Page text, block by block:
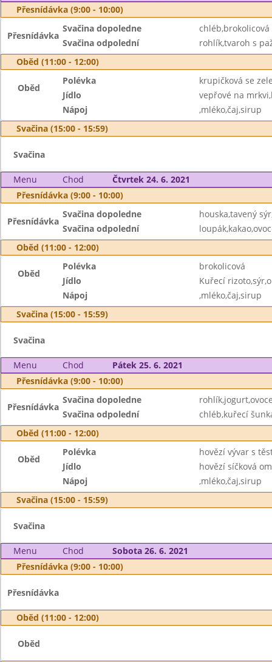
Přesnídávka (9:00 - 10:00)
Přesnídávka
Svačina dopoledne
Svačina odpolední
rohlík,tvaroh s
Oběd (11:00 - 12:00)
Oběd
Polévka
krupičková se
Jídlo
vepřové na
Nápoj
,mléko,čaj,sirup
Svačina (15:00 - 15:59)
Svačina
Menu Chod
Čtvrtek 24. 6. 2021
Přesnídávka (9:00 - 10:00)
Přesnídávka
Svačina dopoledne
houska,tavený
Svačina odpolední
Oběd (11:00 - 12:00)
Oběd
Polévka
brokolicová
Jídlo
Kuřecí
Nápoj
,mléko,čaj,sirup
Svačina (15:00 - 15:59)
Svačina
Menu Chod
Pátek 25. 6. 2021
Přesnídávka (9:00 - 10:00)
Přesnídávka
Svačina dopoledne
Svačina odpolední
chléb,kuřecí
Oběd (11:00 - 12:00)
Oběd
Polévka
hovězí vývar s
Jídlo
hovězí síčková
Nápoj
,mléko,čaj,sirup
Svačina (15:00 - 15:59)
Svačina
Menu Chod
Sobota 26. 6. 2021
Přesnídávka (9:00 - 10:00)
Přesnídávka
Oběd (11:00 - 12:00)
Oběd